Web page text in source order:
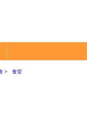
食堂